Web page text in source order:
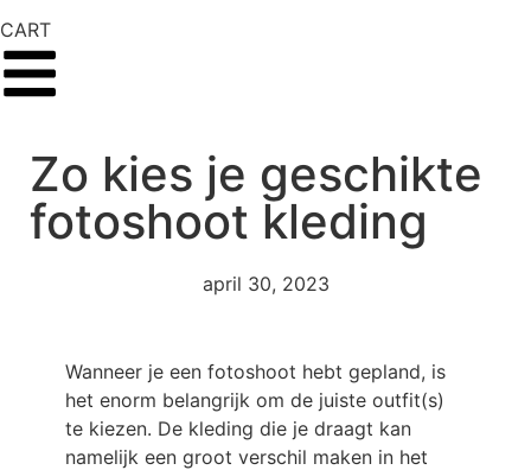
CART
Zo kies je geschikte
fotoshoot kleding
april 30, 2023
Wanneer je een fotoshoot hebt gepland, is
het enorm belangrijk om de juiste outfit(s)
te kiezen. De kleding die je draagt kan
namelijk een groot verschil maken in het